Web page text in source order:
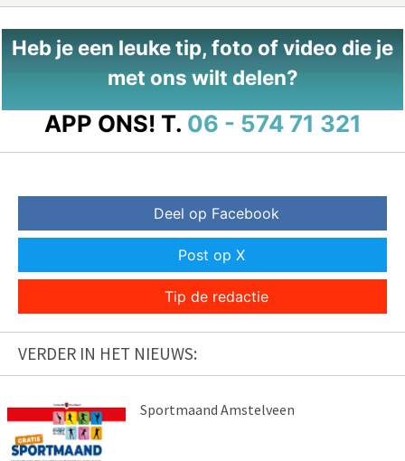
Heb je een leuke tip, foto of video die je
met ons wilt delen?
APP ONS! T. 06 - 574 71 321
Deel op Facebook
Post op X
Tip de redactie
VERDER IN HET NIEUWS:
Sportmaand Amstelveen